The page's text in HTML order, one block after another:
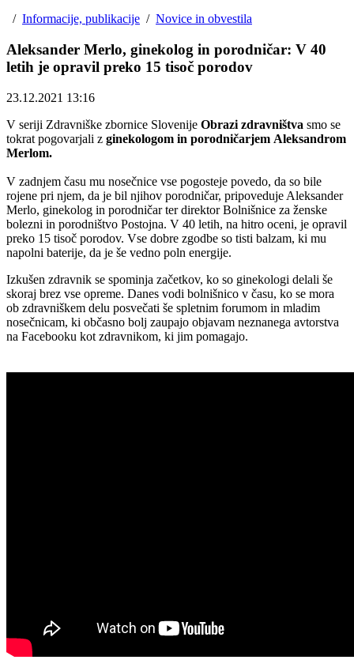
/ Informacije, publikacije / Novice in obvestila
Aleksander Merlo, ginekolog in porodničar: V 40
letih je opravil preko 15 tisoč porodov
23.12.2021 13:16
V seriji Zdravniške zbornice Slovenije Obrazi zdravništva smo se
tokrat pogovarjali z ginekologom in porodničarjem Aleksandrom
Merlom.
V zadnjem času mu nosečnice vse pogosteje povedo, da so bile
rojene pri njem, da je bil njihov porodničar, pripoveduje Aleksander
Merlo, ginekolog in porodničar ter direktor Bolnišnice za ženske
bolezni in porodništvo Postojna. V 40 letih, na hitro oceni, je opravil
preko 15 tisoč porodov. Vse dobre zgodbe so tisti balzam, ki mu
napolni baterije, da je še vedno poln energije.
Izkušen zdravnik se spominja začetkov, ko so ginekologi delali še
skoraj brez vse opreme. Danes vodi bolnišnico v času, ko se mora
ob zdravniškem delu posvečati še spletnim forumom in mladim
nosečnicam, ki občasno bolj zaupajo objavam neznanega avtorstva
na Facebooku kot zdravnikom, ki jim pomagajo.